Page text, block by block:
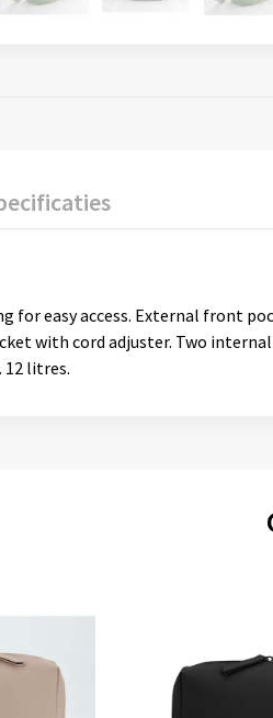
for easy access. External front
with cord adjuster. Two
12 litres.